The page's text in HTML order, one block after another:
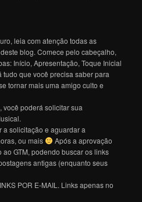
leia com atenção todas as
blog. Comece pelo cabeçalho,
Início, Apresentação, Toque Inicial
tudo que você precisa saber para
tornar mais uma amigo culto e
você poderá solicitar sua
a solicitação e aguardar a
ou mais
Após a aprovação
GTM, podendo buscar os links
antigas (enquanto seus
POR E-MAIL. Links apenas no